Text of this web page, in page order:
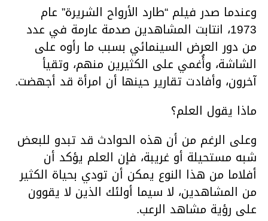
وعندما صدر فيلم “طارد الأرواح الشريرة” عام
1973، انتابت المشاهدين صدمة عارمة في عدد
من دور العرض السينمائي بسبب ما رأوه على
الشاشة، وأُغمي على الكثيرين منهم، وتقيأ
آخرون، وأفادت تقارير حينها أن امرأة قد أجهضت.
ماذا يقول العلم؟
وعلى الرغم من أن هذه الحوادث قد تبدو للبعض
شبه مستحيلة أو غريبة، فإن العلم يؤكد أن
أفلاما من هذا النوع يمكن أن تودي بحياة الكثير
من المشاهدين، لا سيما أولئك الذين لا يقوون
على رؤية مشاهد الرعب.